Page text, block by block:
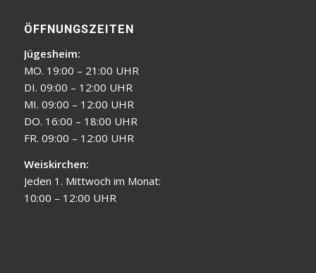
ÖFFNUNGSZEITEN
Jügesheim:
MO. 19:00 – 21:00 UHR
DI. 09:00 – 12:00 UHR
MI. 09:00 – 12:00 UHR
DO. 16:00 – 18:00 UHR
FR. 09:00 – 12:00 UHR
Weiskirchen:
Jeden 1. Mittwoch im Monat:
10:00 – 12:00 UHR